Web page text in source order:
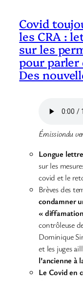
Covid
les CRA :
sur les
pour parler
Des
Émissiondu
Longue
sur les
covid et le
Brèves des
condamner
« diffamation
contrôleuse
Dominique
et les juges
l’ancienne à
Le Covid en